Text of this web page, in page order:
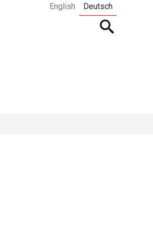
English Deutsch
Open
searchbar